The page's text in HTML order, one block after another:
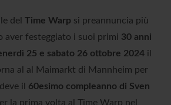
del Time Warp si preannuncia più
aver festeggiato i suoi primi 30 anni
25 e sabato 26 ottobre 2024 il
al al Maimarkt di Mannheim per
il
60esimo compleanno di Sven
la prima volta al Time Warp nel